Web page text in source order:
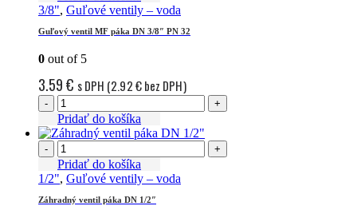
3/8", Guľové ventily – voda
Guľový ventil MF páka DN 3/8″ PN 32
0 out of 5
3.59€ s DPH (2.92€bez DPH)
- +
Pridať do košíka
- +
Pridať do košíka
1/2", Guľové ventily – voda
Záhradný ventil páka DN 1/2″